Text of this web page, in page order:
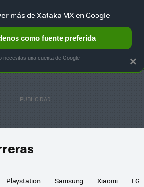
HOME AUTO TERRITORIO
Playstation Samsung Xiaomi LG
×
más de Xataka MX en Google
como fuente preferida
necesitas una cuenta de Google